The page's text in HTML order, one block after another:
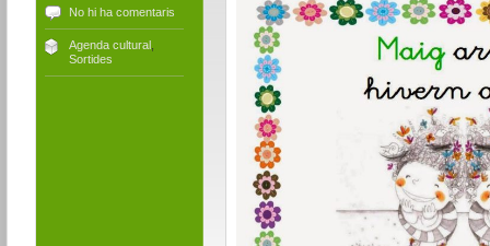
No hi ha comentaris
Agenda cultural,
Sortides